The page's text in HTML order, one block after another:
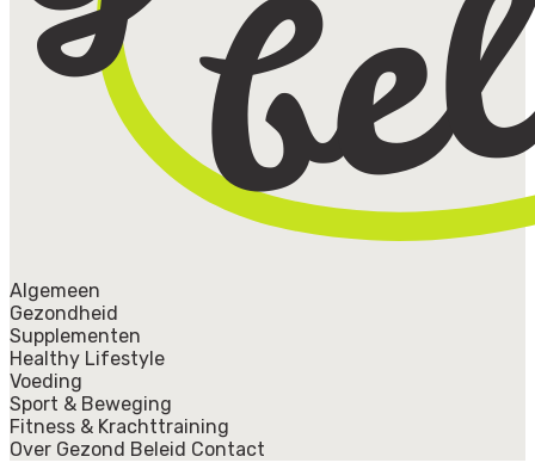
Algemeen
Gezondheid
Supplementen
Healthy Lifestyle
Voeding
Sport & Beweging
Fitness & Krachttraining
Over Gezond Beleid Contact